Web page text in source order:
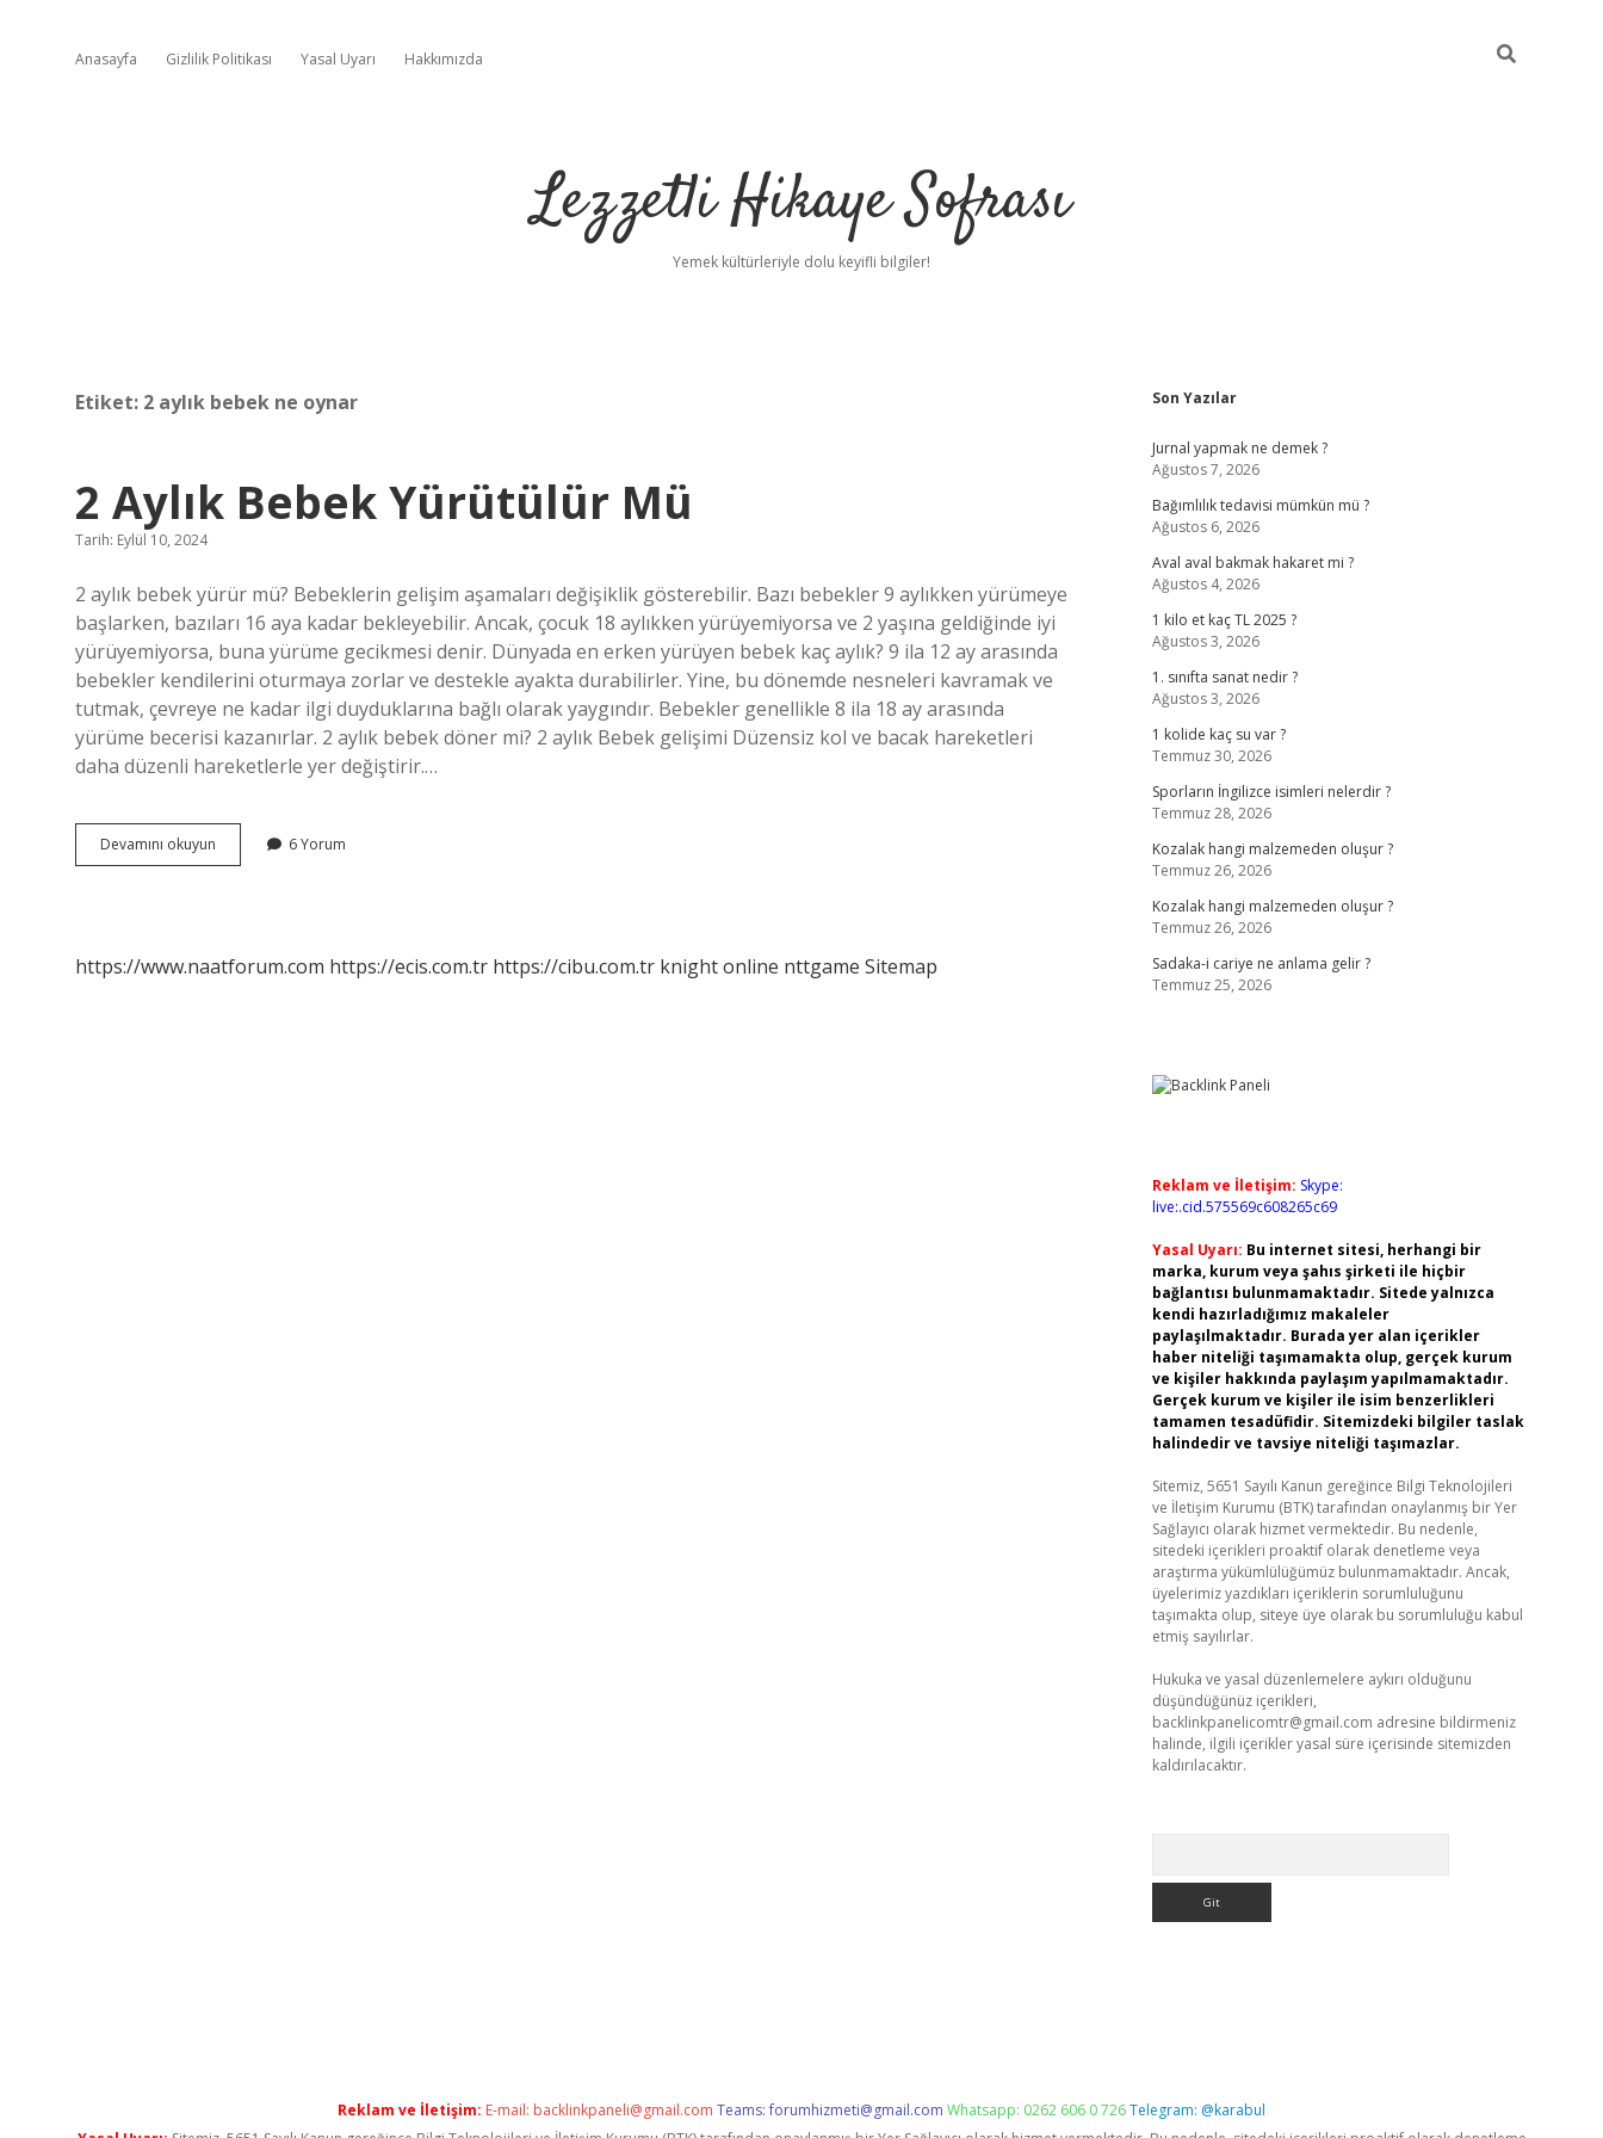
Anasayfa Gizlilik Politikası Yasal Uyarı Hakkımızda
Lezzetli Hikaye Sofrası
Yemek kültürleriyle dolu keyifli bilgiler!
Etiket: 2 aylık bebek ne oynar
2 Aylık Bebek Yürütülür Mü
Tarih: Eylül 10, 2024
2 aylık bebek yürür mü? Bebeklerin gelişim aşamaları değişiklik gösterebilir. Bazı bebekler 9 aylıkken yürümeye
başlarken, bazıları 16 aya kadar bekleyebilir. Ancak, çocuk 18 aylıkken yürüyemiyorsa ve 2 yaşına geldiğinde iyi
yürüyemiyorsa, buna yürüme gecikmesi denir. Dünyada en erken yürüyen bebek kaç aylık? 9 ila 12 ay arasında
bebekler kendilerini oturmaya zorlar ve destekle ayakta durabilirler. Yine, bu dönemde nesneleri kavramak ve
tutmak, çevreye ne kadar ilgi duyduklarına bağlı olarak yaygındır. Bebekler genellikle 8 ila 18 ay arasında
yürüme becerisi kazanırlar. 2 aylık bebek döner mi? 2 aylık Bebek gelişimi Düzensiz kol ve bacak hareketleri
daha düzenli hareketlerle yer değiştirir.…
Devamını okuyun
Aylık
6 Yorum
https://www.naatforum.com https://ecis.com.tr https://cibu.com.tr knight online nttgame Sitemap
Sidebar
Son Yazılar
Jurnal yapmak ne demek ?
Ağustos 7, 2026
Bağımlılık tedavisi mümkün mü ?
Ağustos 6, 2026
Aval aval bakmak hakaret mi ?
Ağustos 4, 2026
1 kilo et kaç TL 2025 ?
Ağustos 3, 2026
1. sınıfta sanat nedir ?
Ağustos 3, 2026
1 kolide kaç su var ?
Temmuz 30, 2026
Sporların İngilizce isimleri nelerdir ?
Temmuz 28, 2026
Kozalak hangi malzemeden oluşur ?
Temmuz 26, 2026
Kozalak hangi malzemeden oluşur ?
Temmuz 26, 2026
Sadaka-i cariye ne anlama gelir ?
Temmuz 25, 2026
Reklam ve İletişim: Skype:
live:.cid.575569c608265c69
Yasal Uyarı: Bu internet sitesi, herhangi bir
marka, kurum veya şahıs şirketi ile hiçbir
bağlantısı bulunmamaktadır. Sitede yalnızca
kendi hazırladığımız makaleler
paylaşılmaktadır. Burada yer alan içerikler
haber niteliği taşımamakta olup, gerçek kurum
ve kişiler hakkında paylaşım yapılmamaktadır.
Gerçek kurum ve kişiler ile isim benzerlikleri
tamamen tesadüfidir. Sitemizdeki bilgiler taslak
halindedir ve tavsiye niteliği taşımazlar.
Sitemiz, 5651 Sayılı Kanun gereğince Bilgi Teknolojileri
ve İletişim Kurumu (BTK) tarafından onaylanmış bir Yer
Sağlayıcı olarak hizmet vermektedir. Bu nedenle,
sitedeki içerikleri proaktif olarak denetleme veya
araştırma yükümlülüğümüz bulunmamaktadır. Ancak,
üyelerimiz yazdıkları içeriklerin sorumluluğunu
taşımakta olup, siteye üye olarak bu sorumluluğu kabul
etmiş sayılırlar.
Hukuka ve yasal düzenlemelere aykırı olduğunu
düşündüğünüz içerikleri,
backlinkpanelicomtr@gmail.com adresine bildirmeniz
halinde, ilgili içerikler yasal süre içerisinde sitemizden
kaldırılacaktır.
Reklam ve İletişim: E-mail: backlinkpaneli@gmail.com Teams:forumhizmeti@gmail.com Whatsapp: 0262 606 0 726Telegram: @karabul